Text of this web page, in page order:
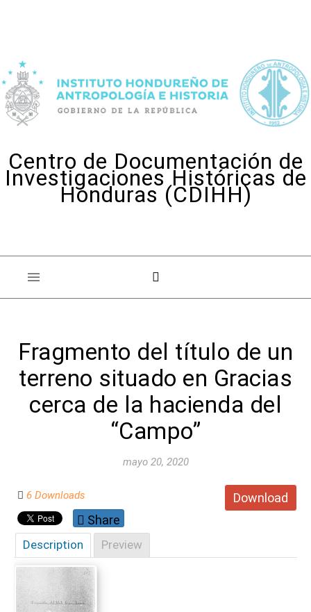
Centro de Documentación de
Investigaciones Históricas de
Honduras (CDIHH)
Fragmento del título de un
terreno situado en Gracias
cerca de la hacienda del
“Campo”
mayo 20, 2020
Download
6 Downloads
Share
Description Preview